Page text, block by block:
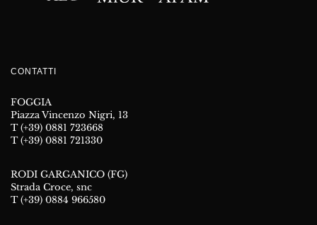
CONTATTI
FOGGIA
Piazza Vincenzo Nigri, 13
T (+39) 0881 723668
T (+39) 0881 721330
RODI GARGANICO (FG)
Strada Croce, snc
T (+39) 0884 966580